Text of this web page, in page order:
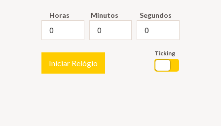
Horas Minutos Segundos
Iniciar Relógio
Ticking